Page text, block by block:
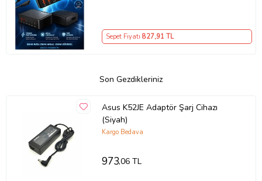
Sepet Fiyatı 827,91 TL
Son Gezdikleriniz
Asus K52JE Adaptör Şarj Cihazı
(Siyah)
Kargo Bedava
973,06 TL